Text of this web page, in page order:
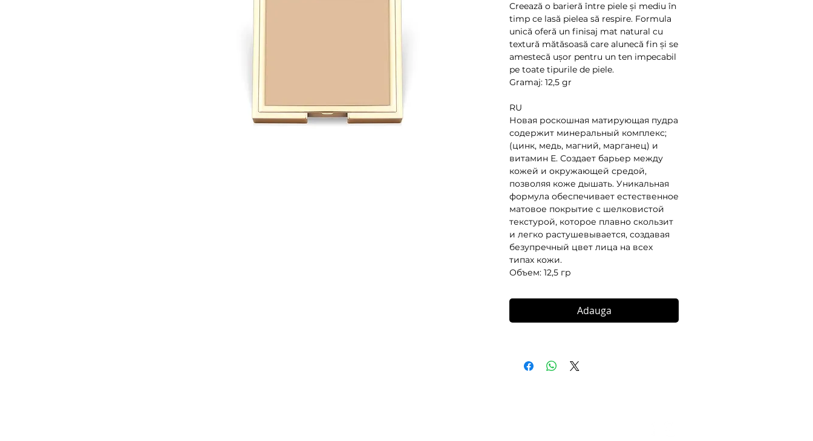
Creează o barieră între piele și mediu în
timp ce lasă pielea să respire. Formula
unică oferă un finisaj mat natural cu
textură mătăsoasă care alunecă fin și se
amestecă ușor pentru un ten impecabil
pe toate tipurile de piele.
Gramaj: 12,5 gr
RU
Новая роскошная матирующая пудра
содержит минеральный комплекс;
(цинк, медь, магний, марганец) и
витамин Е. Создает барьер между
кожей и окружающей средой,
позволяя коже дышать. Уникальная
формула обеспечивает естественное
матовое покрытие с шелковистой
текстурой, которое плавно скользит
и легко растушевывается, создавая
безупречный цвет лица на всех
типах кожи.
Объем: 12,5 гр
Adauga